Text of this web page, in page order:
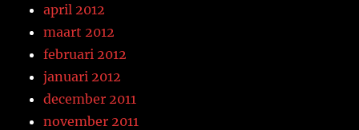
april 2012
maart 2012
februari 2012
januari 2012
december 2011
november 2011